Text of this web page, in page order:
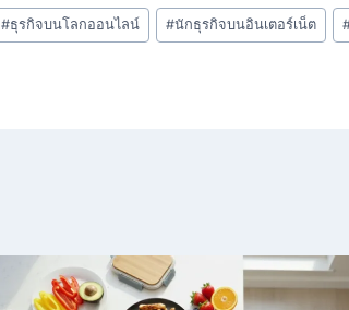
#ธุรกิจบนโลกออนไลน์ #นักธุรกิจบนอินเตอร์เน็ต